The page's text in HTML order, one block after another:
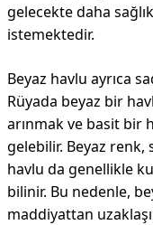
gelecekte daha
istemektedir.
Beyaz havlu ayrıca
Rüyada beyaz bir
arınmak ve basit bir
gelebilir. Beyaz renk,
havlu da genellikle
bilinir. Bu nedenle,
maddiyattan